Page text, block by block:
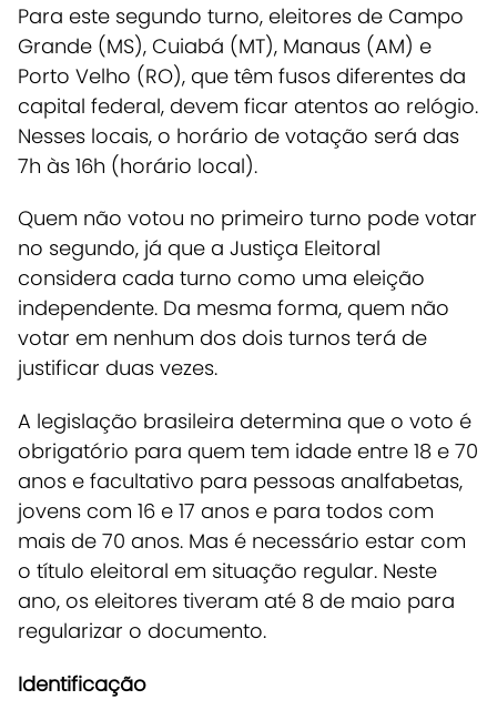
Para este segundo turno, eleitores de Campo
Grande (MS), Cuiabá (MT), Manaus (AM) e
Porto Velho (RO), que têm fusos diferentes da
capital federal, devem ficar atentos ao relógio.
Nesses locais, o horário de votação será das
7h às 16h (horário local).
Quem não votou no primeiro turno pode votar
no segundo, já que a Justiça Eleitoral
considera cada turno como uma eleição
independente. Da mesma forma, quem não
votar em nenhum dos dois turnos terá de
justificar duas vezes.
A legislação brasileira determina que o voto é
obrigatório para quem tem idade entre 18 e 70
anos e facultativo para pessoas analfabetas,
jovens com 16 e 17 anos e para todos com
mais de 70 anos. Mas é necessário estar com
o título eleitoral em situação regular. Neste
ano, os eleitores tiveram até 8 de maio para
regularizar o documento.
Identificação